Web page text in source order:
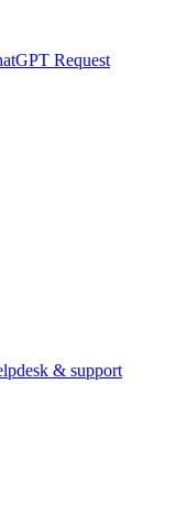
Request
& support